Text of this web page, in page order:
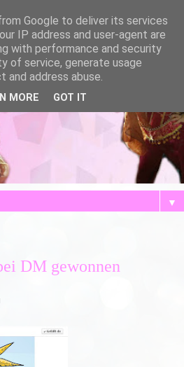
▼
DM gewonnen
Google to deliver its services
IP address and user-agent are
with performance and security
of service, generate usage
address abuse.
MORE GOT IT